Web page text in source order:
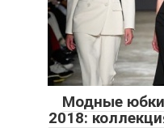
Модные
2018: